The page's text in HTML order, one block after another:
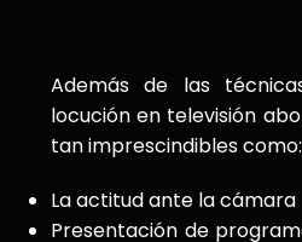
Además de las
locución en televisión
tan imprescindibles como:
La actitud ante la cámara
Presentación de